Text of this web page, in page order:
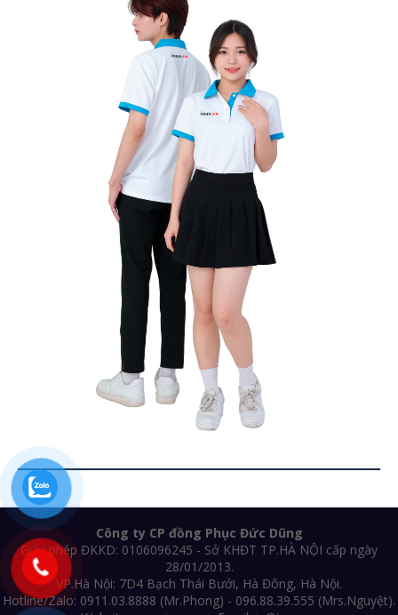
Công ty CP đồng Phục Đức Dũng
Giấy phép ĐKKD: 0106096245 - Sở KHĐT TP.HÀ NỘI cấp ngày
28/01/2013.
VP.Hà Nội: 7D4 Bạch Thái Bưởi, Hà Đông, Hà Nội.
Hotline/Zalo: 0911.03.8888 (Mr.Phong) - 096.88.39.555 (Mrs.Nguyệt).